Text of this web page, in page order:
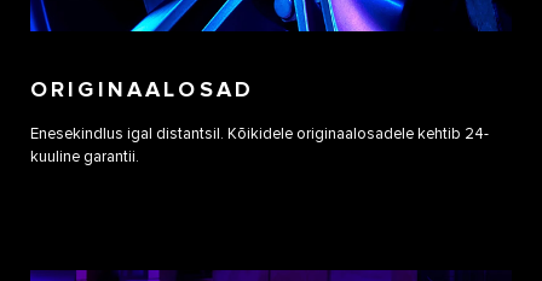
ORIGINAALOSAD
Enesekindlus igal distantsil. Kõikidele originaalosadele kehtib 24-
kuuline garantii.